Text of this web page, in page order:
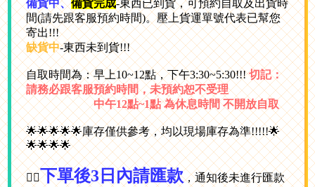
備貨中、備貨完成-東西已到貨，可預約自取及出貨時
間(請先跟客服預約時間)。壓上貨運單號代表已幫您
寄出!!!
缺貨中-東西未到貨!!!
自取時間為：早上10~12點，下午3:30~5:30!!!切記：
請務必跟客服預約時間，未預約恕不受理
中午12點~1點 為休息時間 不開放自取
🌟🌟🌟🌟🌟庫存僅供參考，均以現場庫存為準!!!!!🌟
🌟🌟🌟🌟
👉🏻下單後3日內請匯款，通知後未進行匯款